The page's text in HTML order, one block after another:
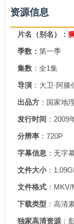
资源信息
片名（别名）：
季数： 第一季
集数 ：全1集
导演 ：大卫·阿滕
出品方 ：国家地
发行时间 ：2009
分辨率 ：720P
字幕信息 ：无字
文件大小：
文件格式 ：
下载类型 ：高清
独家高清资源 ：